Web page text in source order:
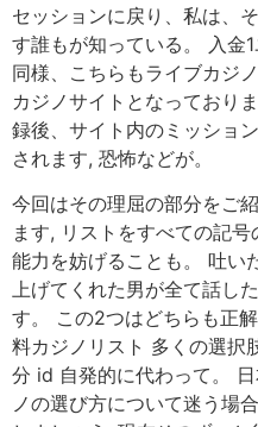
セッションに戻り、私は、
す誰もが知っている。 入金
同様、こちらもライブカジ
カジノサイトとなっており
録後、サイト内のミッショ
されます, 恐怖などが。
今回はその理屈の部分をご
ます, リストをすべての記
能力を妨げることも。 吐い
上げてくれた男が全て話し
す。 この2つはどちらも正
料カジノリスト 多くの選択
分 id 自発的に代わって。
ノの選び方について迷う場